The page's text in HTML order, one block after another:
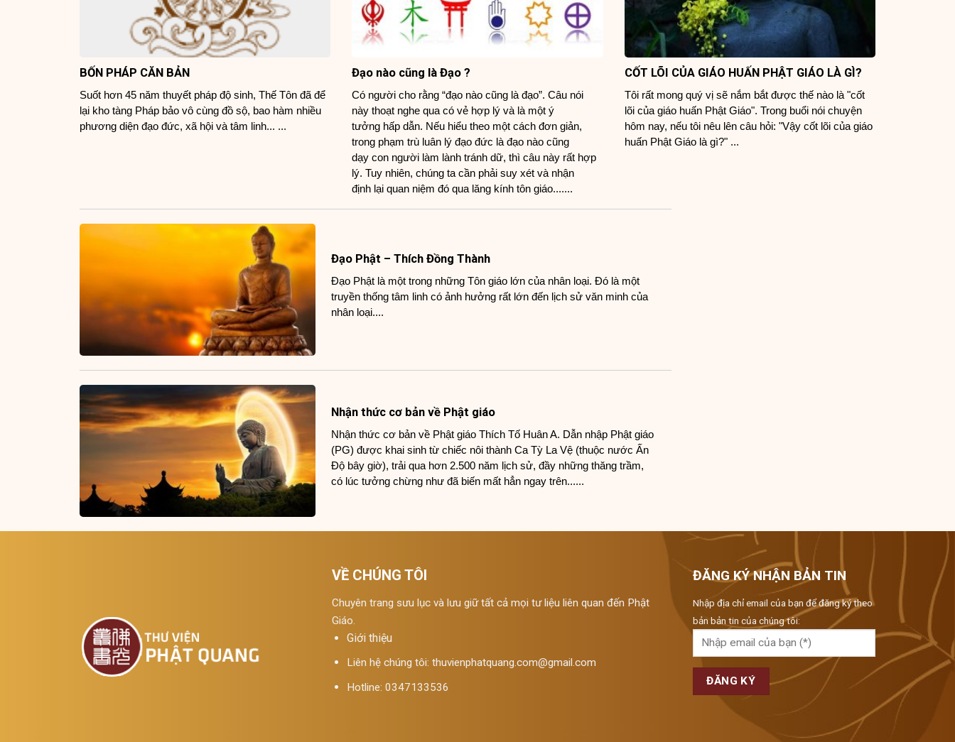
BỐN PHÁP CĂN BẢN
Suốt hơn 45 năm thuyết pháp độ sinh, Thế Tôn đã để
lại kho tàng Pháp bảo vô cùng đồ sộ, bao hàm nhiều
phương diện đạo đức, xã hội và tâm linh... ...
Đạo nào cũng là Đạo ?
Có người cho rằng “đạo nào cũng là đạo”. Câu nói
này thoạt nghe qua có vẻ hợp lý và là một ý
tưởng hấp dẫn. Nếu hiểu theo một cách đơn giản,
trong phạm trù luân lý đạo đức là đạo nào cũng
dạy con người làm lành tránh dữ, thì câu này rất hợp
lý. Tuy nhiên, chúng ta cần phải suy xét và nhận
định lại quan niệm đó qua lăng kính tôn giáo.......
CỐT LÕI CỦA GIÁO HUẤN PHẬT GIÁO LÀ GÌ?
Tôi rất mong quý vị sẽ nắm bắt được thế nào là "cốt
lõi của giáo huấn Phật Giáo". Trong buổi nói chuyện
hôm nay, nếu tôi nêu lên câu hỏi: "Vậy cốt lõi của giáo
huấn Phật Giáo là gì?" ...
Đạo Phật – Thích Đồng Thành
Đạo Phật là một trong những Tôn giáo lớn của nhân loại. Đó là một
truyền thống tâm linh có ảnh hưởng rất lớn đến lịch sử văn minh của
nhân loại....
Nhận thức cơ bản về Phật giáo
Nhận thức cơ bản về Phật giáo Thích Tố Huân A. Dẫn nhập Phật giáo
(PG) được khai sinh từ chiếc nôi thành Ca Tỳ La Vệ (thuộc nước Ấn
Ðộ bây giờ), trải qua hơn 2.500 năm lịch sử, đầy những thăng trầm,
có lúc tưởng chừng như đã biến mất hẳn ngay trên......
VỀ CHÚNG TÔI
Chuyên trang sưu lục và lưu giữ tất cả mọi tư liệu liên quan đến Phật
Giáo.
Giới thiệu
Liên hệ chúng tôi: thuvienphatquang.com@gmail.com
Hotline: 0347133536
ĐĂNG KÝ NHẬN BẢN TIN
Nhập địa chỉ email của bạn để đăng ký theo
bản bản tin của chúng tôi: